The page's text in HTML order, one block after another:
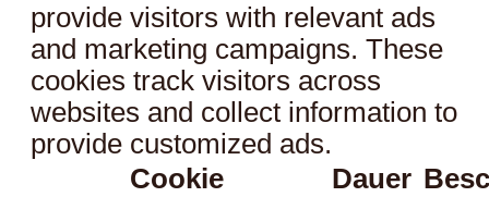
provide visitors with relevant ads
and marketing campaigns. These
cookies track visitors across
websites and collect information to
provide customized ads.
Cookie
Dauer